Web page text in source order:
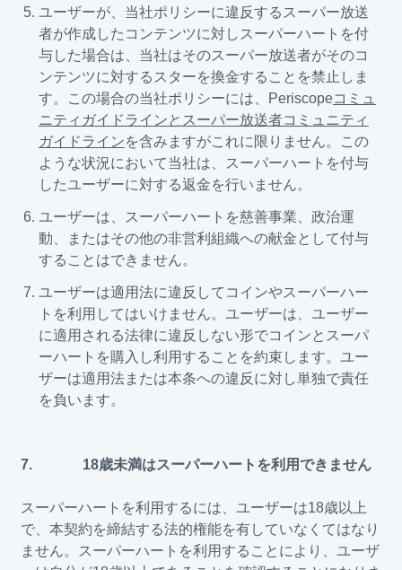
ユーザーが、当社ポリシーに違反するスーパー放送
者が作成したコンテンツに対しスーパーハートを付
与した場合は、当社はそのスーパー放送者がそのコ
ンテンツに対するスターを換金することを禁止しま
す。この場合の当社ポリシーには、Periscopeコミュ
ニティガイドラインとスーパー放送者コミュニティ
ガイドラインを含みますがこれに限りません。この
ような状況において当社は、スーパーハートを付与
したユーザーに対する返金を行いません。
ユーザーは、スーパーハートを慈善事業、政治運
動、またはその他の非営利組織への献金として付与
することはできません。
ユーザーは適用法に違反してコインやスーパーハー
トを利用してはいけません。ユーザーは、ユーザー
に適用される法律に違反しない形でコインとスーパ
ーハートを購入し利用することを約束します。ユー
ザーは適用法または本条への違反に対し単独で責任
を負います。
7. 18歳未満はスーパーハートを利用できません
スーパーハートを利用するには、ユーザーは18歳以上
で、本契約を締結する法的権能を有していなくてはなり
ません。スーパーハートを利用することにより、ユーザ